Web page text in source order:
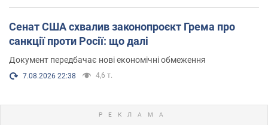
Сенат США схвалив законопроєкт Грема про
санкції проти Росії: що далі
Документ передбачає нові економічні обмеження
7.08.2026 22:38 4,6 т.